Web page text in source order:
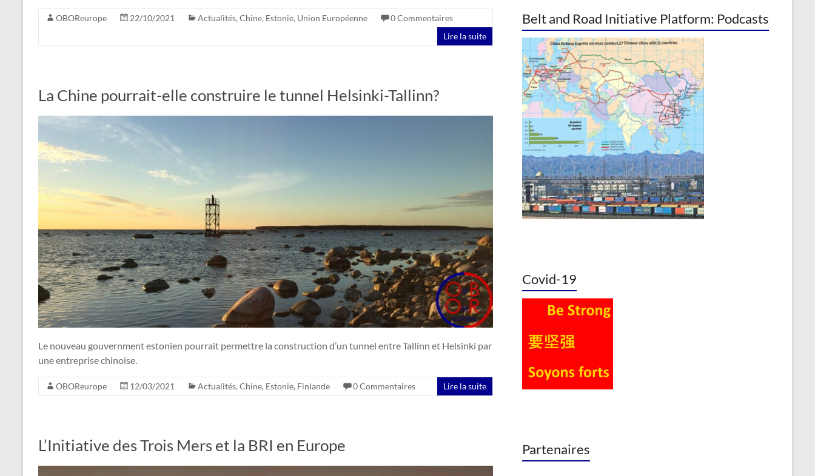
OBOReurope 22/10/2021 Actualités, Chine, Estonie, Union Européenne
0 Commentaires
Lire la suite
La Chine pourrait-elle construire le tunnel Helsinki-Tallinn?
Le nouveau gouvernment estonien pourrait permettre la construction d’un tunnel entre Tallinn et Helsinki par
une entreprise chinoise.
OBOReurope 12/03/2021 Actualités, Chine, Estonie, Finlande 0 Commentaires Lire la suite
L’Initiative des Trois Mers et la BRI en Europe
Belt and Road Initiative Platform: Podcasts
Covid-19
Partenaires